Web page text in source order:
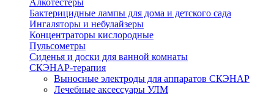
Алкотестеры
Бактерицидные лампы для дома и детского сада
Ингаляторы и небулайзеры
Концентраторы кислородные
Пульсометры
Сиденья и доски для ванной комнаты
СКЭНАР-терапия
Выносные электроды для аппаратов СКЭНАР
Лечебные аксессуары УЛМ